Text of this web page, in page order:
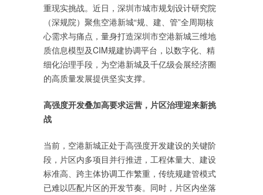
重现实挑战。近日，深圳市城市规划设计研究院
（深规院）聚焦空港新城“规、建、管”全周期核
心需求与痛点，量身打造深圳市空港新城三维地
质信息模型及CIM规建协调平台，以数字化、精
细化治理手段，为空港新城及千亿级会展经济圈
的高质量发展提供坚实支撑。
高强度开发叠加高要求运营 ， 片区治理迎来新挑
战
当前，空港新城正处于高强度开发建设的关键阶
段，片区内多项目并行推进，工程体量大、建设
标准高、跨主体协调工作繁重，传统规建管模式
已难以匹配片区的开发节奏。同时，片区内坐落